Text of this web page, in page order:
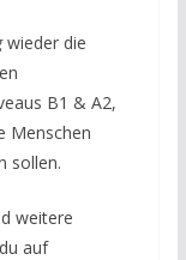
wieder die
B1 & A2,
Menschen
sollen.
weitere
auf